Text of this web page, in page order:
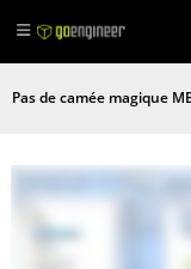
Pas de camée magique